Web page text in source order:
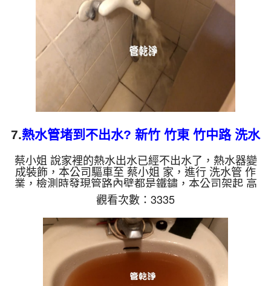
有氧化錳，管壁上會結成黑色管垢，洗出來的水會跟
石油一樣黑，有些洗出綠色的水，是因為裡面有銅的
物質，生鏽產生銅...
7.熱水管堵到不出水? 新竹 竹東 竹中路 洗水
管
蔡小姐 說家裡的熱水出水已經不出水了，熱水器變
成裝飾，本公司驅車至 蔡小姐 家，進行 洗水管 作
業，檢測時發現管路內壁都是鐵鏽，本公司架起 高
周波水管清洗機，灌入 檸檬酸 至管路裡面，等了約
15分，開啟 水管清洗機 ，啟動 螺旋波 模式，一洗水
管就噴髒水，常常洗到水管堵住，改用特殊工法處
理，一下就洗通了，髒水狂噴，越洗就越髒，如下圖
片影片，兩個多小時後，管路清洗乾淨熱水出水量也
恢復了!! 如是自來水，如水管老化，會產生鐵鏽跟泥
沙堆積，洗出來的水就會是咖啡色，地下水含有氧化
錳，管壁上會結成黑...
觀看次數：3335